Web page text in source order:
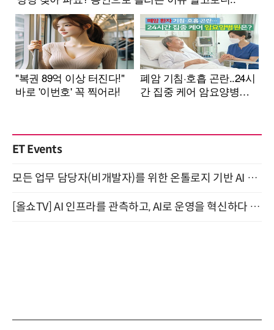
ET Events
모든 업무 담당자(비개발자)를 위한 온톨로지 기반 AI 지식체계 설계 1-day 워크숍 8월 20일 개최
[올쇼TV] AI 인프라를 관측하고, AI로 운영을 혁신하다 (8월 11일 생방송)